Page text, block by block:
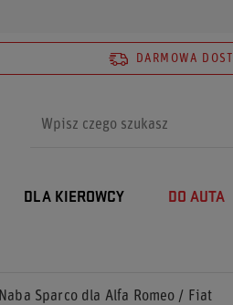
DARMOWA
DLA KIEROWCY DO AUTA
Naba Sparco dla Alfa Romeo / Fiat